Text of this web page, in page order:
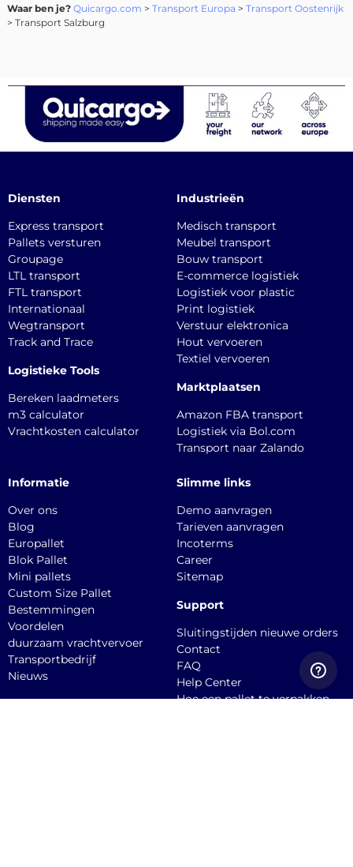
Waar ben je? Quicargo.com > Transport Europa > Transport Oostenrijk
> Transport Salzburg
Diensten
Express transport
Pallets versturen
Groupage
LTL transport
FTL transport
Internationaal
Wegtransport
Track and Trace
Logistieke Tools
Bereken laadmeters
m3 calculator
Vrachtkosten calculator
Industrieën
Medisch transport
Meubel transport
Bouw transport
E-commerce logistiek
Logistiek voor plastic
Print logistiek
Verstuur elektronica
Hout vervoeren
Textiel vervoeren
Marktplaatsen
Amazon FBA transport
Logistiek via Bol.com
Transport naar Zalando
Informatie
Over ons
Blog
Europallet
Blok Pallet
Mini pallets
Custom Size Pallet
Bestemmingen
Voordelen
duurzaam vrachtvervoer
Transportbedrijf
Nieuws
Slimme links
Demo aanvragen
Tarieven aanvragen
Incoterms
Career
Sitemap
Support
Sluitingstijden nieuwe orders
Contact
FAQ
Help Center
Hoe een pallet te verpakken